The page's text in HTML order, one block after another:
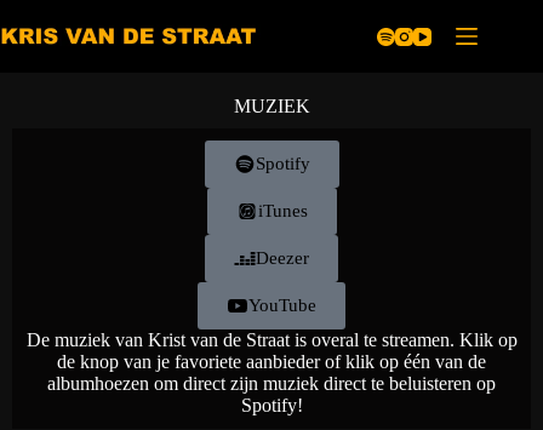
MUZIEK
Spotify
iTunes
Deezer
YouTube
De muziek van Krist van de Straat is overal te streamen. Klik op
de knop van je favoriete aanbieder of klik op één van de
albumhoezen om direct zijn muziek direct te beluisteren op
Spotify!